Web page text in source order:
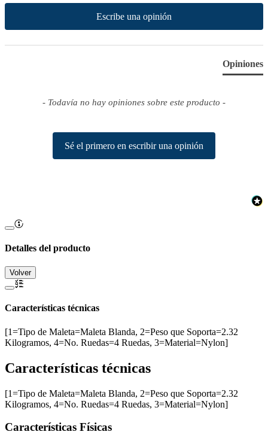
Escribe una opinión
Opiniones
- Todavía no hay opiniones sobre este producto -
Sé el primero en escribir una opinión
New content loaded
Detalles del producto
Volver
Características técnicas
[1=Tipo de Maleta=Maleta Blanda, 2=Peso que Soporta=2.32
Kilogramos, 4=No. Ruedas=4 Ruedas, 3=Material=Nylon]
Características técnicas
[1=Tipo de Maleta=Maleta Blanda, 2=Peso que Soporta=2.32
Kilogramos, 4=No. Ruedas=4 Ruedas, 3=Material=Nylon]
Características Físicas